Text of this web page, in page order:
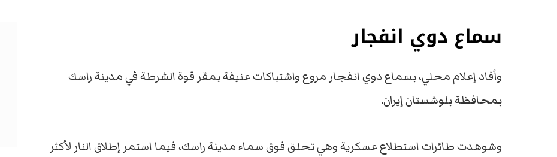
سماع دوي انفجار
وأفاد إعلام محلي، بسماع دوي انفجار مروع واشتباكات عنيفة بمقر قوة الشرطة في مدينة راسك
بمحافظة بلوشستان إيران.
وشوهدت طائرات استطلاع عسكرية وهي تحلق فوق سماء مدينة راسك، فيما استمر إطلاق النار لأكثر